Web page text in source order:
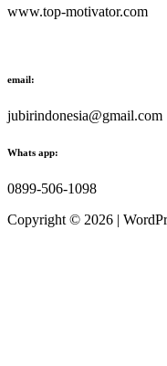
www.top-motivator.com
email:
jubirindonesia@gmail.com
Whats app:
0899-506-1098
Copyright © 2026 |